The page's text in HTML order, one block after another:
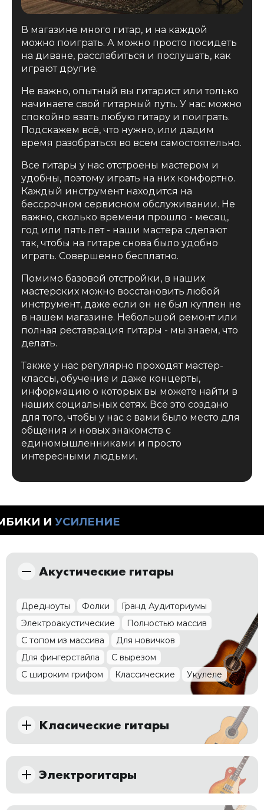
В магазине много гитар, и на каждой
можно поиграть. А можно просто посидеть
на диване, расслабиться и послушать, как
играют другие.
Не важно, опытный вы гитарист или только
начинаете свой гитарный путь. У нас можно
спокойно взять любую гитару и поиграть.
Подскажем всё, что нужно, или дадим
время разобраться во всем самостоятельно.
Все гитары у нас отстроены мастером и
удобны, поэтому играть на них комфортно.
Каждый инструмент находится на
бессрочном сервисном обслуживании. Не
важно, сколько времени прошло - месяц,
год или пять лет - наши мастера сделают
так, чтобы на гитаре снова было удобно
играть. Совершенно бесплатно.
Помимо базовой отстройки, в наших
мастерских можно восстановить любой
инструмент, даже если он не был куплен не
в нашем магазине. Небольшой ремонт или
полная реставрация гитары - мы знаем, что
делать.
Также у нас регулярно проходят мастер-
классы, обучение и даже концерты,
информацию о которых вы можете найти в
наших социальных сетях. Всё это создано
для того, чтобы у нас с вами было место для
общения и новых знакомств с
единомышленниками и просто
интересными людьми.
Акустические гитары
Дредноуты Фолки
Гранд Аудиториумы
Электроакустические
Полностью массив
С топом из массива
Для новичков
Для фингерстайла
С вырезом
С широким грифом
Классические Укулеле
Класические гитары
Prudencio Saez
Электрогитары